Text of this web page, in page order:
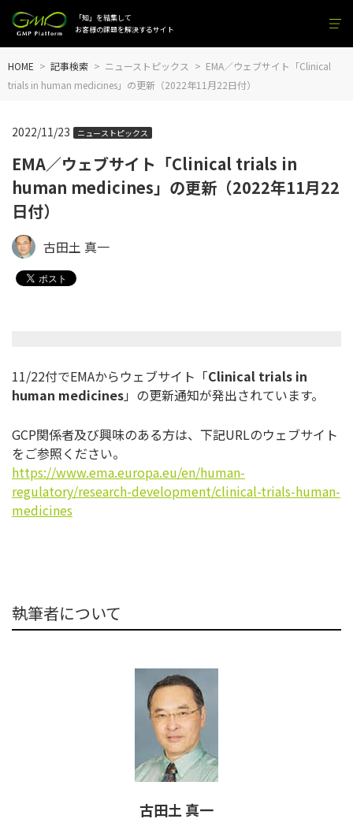
「知」を結集して
お客様の課題を解決するサイト
HOME 記事検索 ニューストピックス
EMA／ウェブサイト「Clinical
trials in human medicines」の更新（2022年11月22日付）
EMA／ウェブサイト「Clinical trials in
human medicines」の更新（2022年11月22
日付）
2022/11/23 ニューストピックス
古田土 真一
11/22付でEMAからウェブサイト「Clinical trials in
human medicines」の更新通知が発出されています。
GCP関係者及び興味のある方は、下記URLのウェブサイト
をご参照ください。
https://www.ema.europa.eu/en/human-
regulatory/research-development/clinical-trials-human-
medicines
執筆者について
古田土 真一